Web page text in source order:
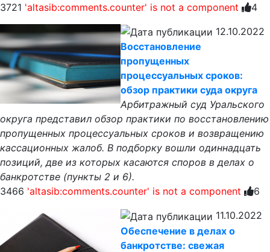
3721 'altasib:comments.counter' is not a component
4
12.10.2022
Восстановление
пропущенных
процессуальных сроков:
обзор практики суда округа
Арбитражный суд Уральского
округа представил обзор практики по восстановлению
пропущенных процессуальных сроков и возвращению
кассационных жалоб. В подборку вошли одиннадцать
позиций, две из которых касаются споров в делах о
банкротстве (пункты 2 и 6).
3466 'altasib:comments.counter' is not a component
6
11.10.2022
Обеспечение в делах о
банкротстве: свежая